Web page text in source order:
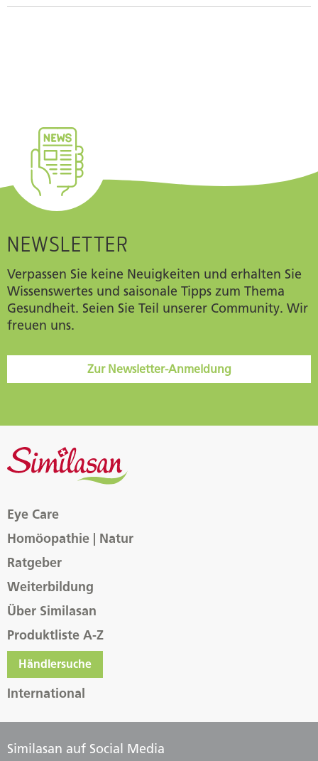
genau dem nach.
NEWSLETTER
Verpassen Sie keine Neuigkeiten und erhalten Sie
Wissenswertes und saisonale Tipps zum Thema
Gesundheit. Seien Sie Teil unserer Community. Wir
freuen uns.
Zur Newsletter-Anmeldung
Eye Care
Homöopathie | Natur
Ratgeber
Weiterbildung
Über Similasan
Produktliste A-Z
Händlersuche
International
Similasan auf Social Media